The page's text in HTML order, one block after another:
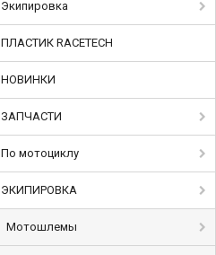
Экипировка
ПЛАСТИК RACETECH
НОВИНКИ
ЗАПЧАСТИ
По мотоциклу
ЭКИПИРОВКА
Мотошлемы